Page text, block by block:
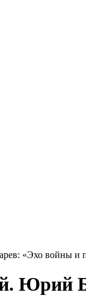
«Эхо войны и
Юрий